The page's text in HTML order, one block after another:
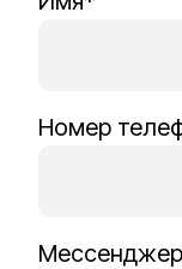
Номер
Мессенджер